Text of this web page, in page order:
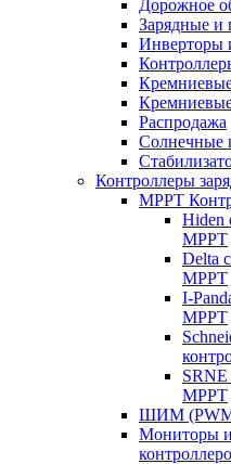
Дорожное
Зарядные и
Распродажа
Солнечные
Контроллеры
MPPT
Hiden
MPPT
Delta
MPPT
I-
MPPT
SRNE
MPPT
ШИМ
Мониторы и